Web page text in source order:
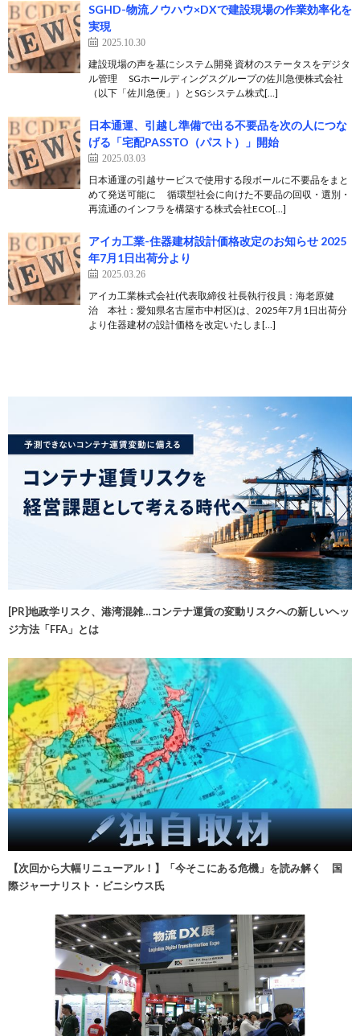
SGHD-物流ノウハウ×DXで建設現場の作業効率化を
実現
2025.10.30
建設現場の声を基にシステム開発 資材のステータスをデジタ
ル管理 SGホールディングスグループの佐川急便株式会社
（以下「佐川急便」）とSGシステム株式[…]
日本通運、引越し準備で出る不要品を次の人につな
げる「宅配PASSTO（パスト）」開始
2025.03.03
日本通運の引越サービスで使用する段ボールに不要品をまと
めて発送可能に 循環型社会に向けた不要品の回収・選別・
再流通のインフラを構築する株式会社ECO[…]
アイカ工業-住器建材設計価格改定のお知らせ 2025
年7月1日出荷分より
2025.03.26
アイカ工業株式会社(代表取締役 社長執行役員：海老原健
治 本社：愛知県名古屋市中村区)は、2025年7月1日出荷分
より住器建材の設計価格を改定いたしま[…]
[PR]地政学リスク、港湾混雑…コンテナ運賃の変動リスクへの新しいヘッ
ジ方法「FFA」とは
【次回から大幅リニューアル！】「今そこにある危機」を読み解く 国
際ジャーナリスト・ビニシウス氏